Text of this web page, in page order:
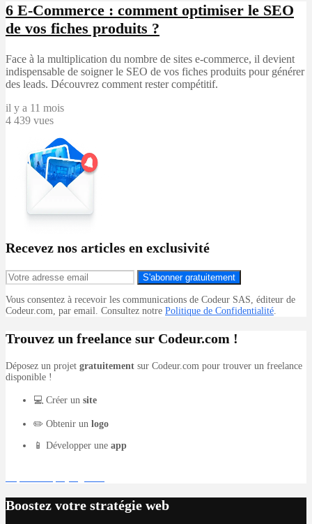
6 E-Commerce : comment optimiser le SEO
de vos fiches produits ?
Face à la multiplication du nombre de sites e-commerce, il devient
indispensable de soigner le SEO de vos fiches produits pour générer
des leads. Découvrez comment rester compétitif.
il y a 11 mois
4 439 vues
Recevez nos articles en exclusivité
S'abonner gratuitement
Vous consentez à recevoir les communications de Codeur SAS, éditeur de
Codeur.com, par email. Consultez notre Politique de Confidentialité
Trouvez un freelance sur Codeur.com !
Déposez un projet gratuitement sur Codeur.com pour trouver un freelance
disponible !
💻 Créer un site
✏️ Obtenir un logo
📱 Développer une app
Boostez votre stratégie web